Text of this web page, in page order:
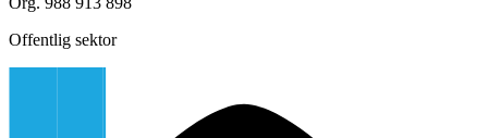
Offentlig sektor